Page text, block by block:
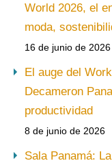
World 2026, el
moda,
16 de junio de 2026
El auge del
Decameron
productividad
8 de junio de 2026
Sala Panamá: